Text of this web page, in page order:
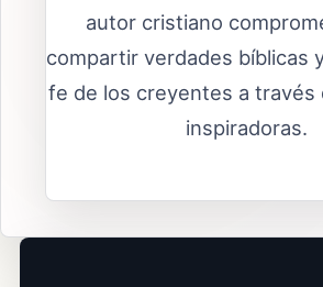
autor cristiano
compartir verdades bíblicas
fe de los creyentes a través
inspiradoras.